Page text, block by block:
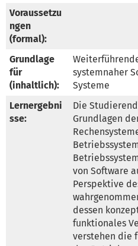
Voraussetzu
ngen
(formal):
Grundlage
für
(inhaltlich):
systemnaher
Systeme
Lernergebni
sse:
Die
Grundlagen
von Software
Perspektive
dessen
funktionales
verstehen die